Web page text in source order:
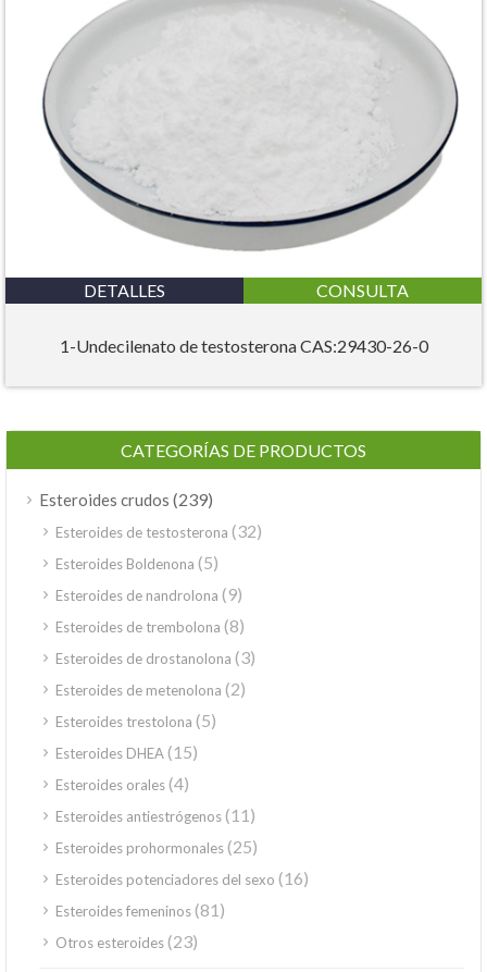
DETALLES CONSULTA
1-Undecilenato de testosterona CAS:29430-26-0
CATEGORÍAS DE PRODUCTOS
Esteroides crudos (239)
Esteroides de testosterona (32)
Esteroides Boldenona (5)
Esteroides de nandrolona (9)
Esteroides de trembolona (8)
Esteroides de drostanolona (3)
Esteroides de metenolona (2)
Esteroides trestolona (5)
Esteroides DHEA(15)
Esteroides orales(4)
Esteroides antiestrógenos(11)
Esteroides prohormonales(25)
Esteroides potenciadores del sexo (16)
Esteroides femeninos(81)
Otros esteroides(23)